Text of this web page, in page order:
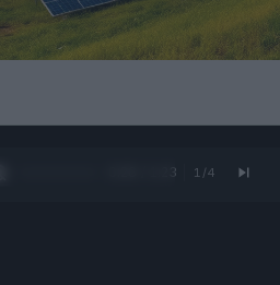
0:28 / 1:23 1 /4